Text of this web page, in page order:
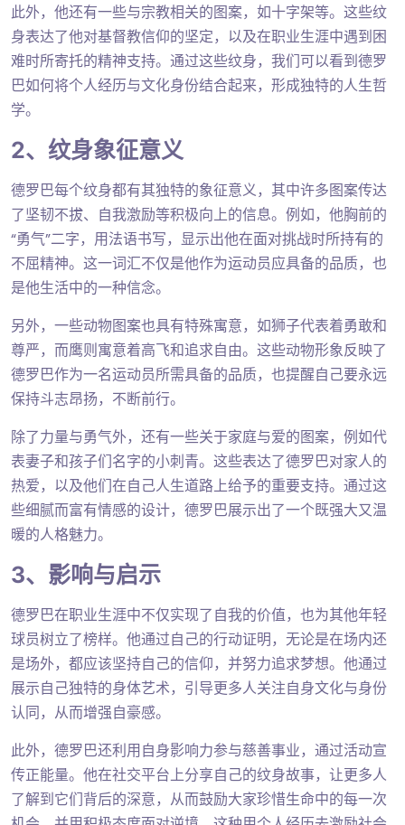
此外，他还有一些与宗教相关的图案，如十字架等。这些纹
身表达了他对基督教信仰的坚定，以及在职业生涯中遇到困
难时所寄托的精神支持。通过这些纹身，我们可以看到德罗
巴如何将个人经历与文化身份结合起来，形成独特的人生哲
学。
2、纹身象征意义
德罗巴每个纹身都有其独特的象征意义，其中许多图案传达
了坚韧不拔、自我激励等积极向上的信息。例如，他胸前的
“勇气”二字，用法语书写，显示出他在面对挑战时所持有的
不屈精神。这一词汇不仅是他作为运动员应具备的品质，也
是他生活中的一种信念。
另外，一些动物图案也具有特殊寓意，如狮子代表着勇敢和
尊严，而鹰则寓意着高飞和追求自由。这些动物形象反映了
德罗巴作为一名运动员所需具备的品质，也提醒自己要永远
保持斗志昂扬，不断前行。
除了力量与勇气外，还有一些关于家庭与爱的图案，例如代
表妻子和孩子们名字的小刺青。这些表达了德罗巴对家人的
热爱，以及他们在自己人生道路上给予的重要支持。通过这
些细腻而富有情感的设计，德罗巴展示出了一个既强大又温
暖的人格魅力。
3、影响与启示
德罗巴在职业生涯中不仅实现了自我的价值，也为其他年轻
球员树立了榜样。他通过自己的行动证明，无论是在场内还
是场外，都应该坚持自己的信仰，并努力追求梦想。他通过
展示自己独特的身体艺术，引导更多人关注自身文化与身份
认同，从而增强自豪感。
此外，德罗巴还利用自身影响力参与慈善事业，通过活动宣
传正能量。他在社交平台上分享自己的纹身故事，让更多人
了解到它们背后的深意，从而鼓励大家珍惜生命中的每一次